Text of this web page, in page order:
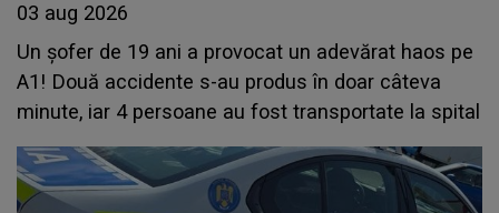
03 aug 2026
Un șofer de 19 ani a provocat un adevărat haos pe
A1! Două accidente s-au produs în doar câteva
minute, iar 4 persoane au fost transportate la spital